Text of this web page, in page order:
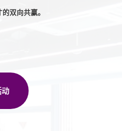
双向共赢。
动